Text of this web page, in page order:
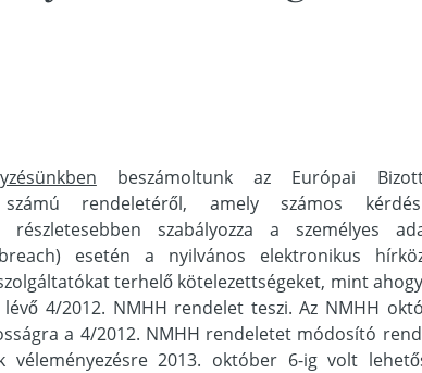
beszámoltunk az Európai
számú rendeletéről, amely számos
részletesebben szabályozza a személyes
esetén a nyilvános elektronikus
terhelő kötelezettségeket, mint
4/2012. NMHH rendelet teszi. Az NMHH
a 4/2012. NMHH rendeletet módosító
véleményezésre 2013. október 6-ig volt